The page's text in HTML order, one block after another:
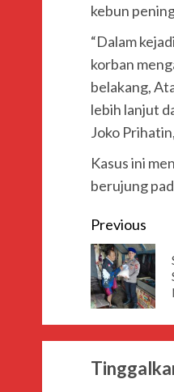
kebun
“Dalam
korban
belakang,
lebih lanjut
Joko
Kasus ini
berujung
Previous